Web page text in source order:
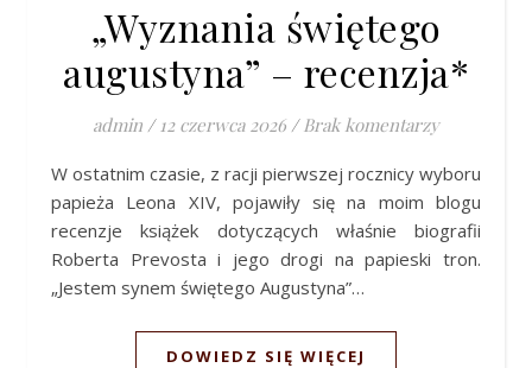
„Wyznania świętego
augustyna” – recenzja*
admin / 12 czerwca 2026 / Brak komentarzy
W ostatnim czasie, z racji pierwszej rocznicy wyboru
papieża Leona XIV, pojawiły się na moim blogu
recenzje książek dotyczących właśnie biografii
Roberta Prevosta i jego drogi na papieski tron.
„Jestem synem świętego Augustyna”…
DOWIEDZ SIĘ WIĘCEJ